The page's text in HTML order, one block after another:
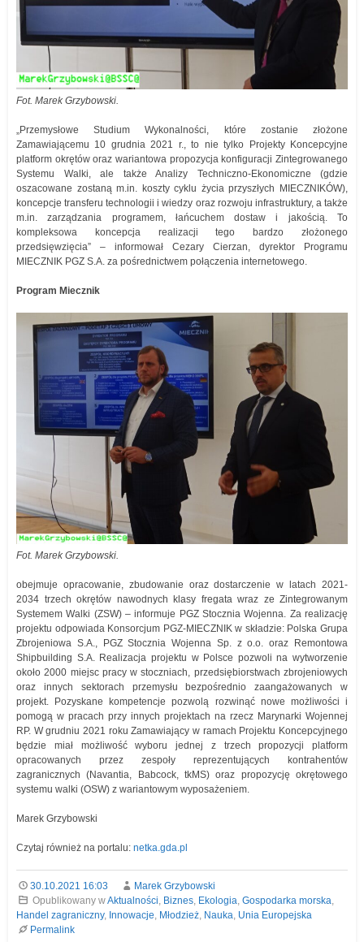
Fot. Marek Grzybowski.
„Przemysłowe Studium Wykonalności, które zostanie złożone
Zamawiającemu 10 grudnia 2021 r., to nie tylko Projekty Koncepcyjne
platform okrętów oraz wariantowa propozycja konfiguracji Zintegrowanego
Systemu Walki, ale także Analizy Techniczno-Ekonomiczne (gdzie
oszacowane zostaną m.in. koszty cyklu życia przyszłych MIECZNIKÓW),
koncepcje transferu technologii i wiedzy oraz rozwoju infrastruktury, a także
m.in. zarządzania programem, łańcuchem dostaw i jakością. To
kompleksowa koncepcja realizacji tego bardzo złożonego
przedsięwzięcia” – informował Cezary Cierzan, dyrektor Programu
MIECZNIK PGZ S.A. za pośrednictwem połączenia internetowego.
Program Miecznik
Fot. Marek Grzybowski.
obejmuje opracowanie, zbudowanie oraz dostarczenie w latach 2021-
2034 trzech okrętów nawodnych klasy fregata wraz ze Zintegrowanym
Systemem Walki (ZSW) – informuje PGZ Stocznia Wojenna. Za realizację
projektu odpowiada Konsorcjum PGZ-MIECZNIK w składzie: Polska Grupa
Zbrojeniowa S.A., PGZ Stocznia Wojenna Sp. z o.o. oraz Remontowa
Shipbuilding S.A. Realizacja projektu w Polsce pozwoli na wytworzenie
około 2000 miejsc pracy w stoczniach, przedsiębiorstwach zbrojeniowych
oraz innych sektorach przemysłu bezpośrednio zaangażowanych w
projekt. Pozyskane kompetencje pozwolą rozwinąć nowe możliwości i
pomogą w pracach przy innych projektach na rzecz Marynarki Wojennej
RP. W grudniu 2021 roku Zamawiający w ramach Projektu Koncepcyjnego
będzie miał możliwość wyboru jednej z trzech propozycji platform
opracowanych przez zespoły reprezentujących kontrahentów
zagranicznych (Navantia, Babcock, tkMS) oraz propozycję okrętowego
systemu walki (OSW) z wariantowym wyposażeniem.
Marek Grzybowski
Czytaj również na portalu: netka.gda.pl
30.10.2021 16:03
Marek Grzybowski
Opublikowany wAktualności Biznes, Ekologia Gospodarka morska
Handel zagraniczny, Innowacje Młodzież Nauka Unia Europejska
Permalink